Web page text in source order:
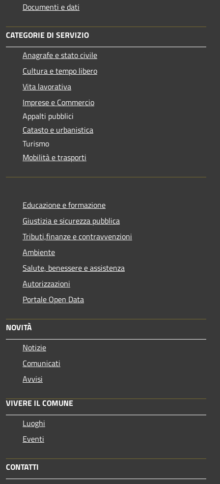
Documenti e dati
CATEGORIE DI SERVIZIO
Anagrafe e stato civile
Cultura e tempo libero
Vita lavorativa
Imprese e Commercio
Appalti pubblici
Catasto e urbanistica
Turismo
Mobilità e trasporti
Educazione e formazione
Giustizia e sicurezza pubblica
Tributi,finanze e contravvenzioni
Ambiente
Salute, benessere e assistenza
Autorizzazioni
Portale Open Data
NOVITÀ
Notizie
Comunicati
Avvisi
VIVERE IL COMUNE
Luoghi
Eventi
CONTATTI